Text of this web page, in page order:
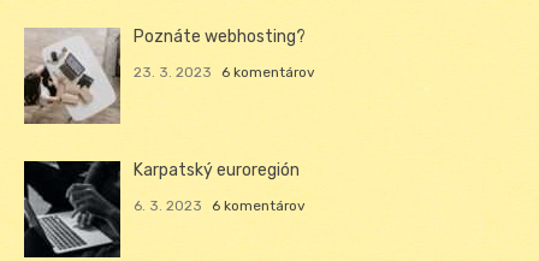
Poznáte webhosting?
23. 3. 2023 6 komentárov
Karpatský euroregión
6. 3. 2023 6 komentárov